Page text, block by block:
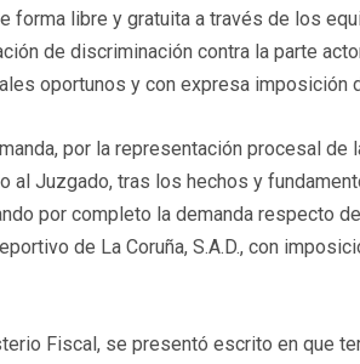
forma libre y gratuita a través de los
de discriminación contra la parte
oportunos y con expresa imposición
por la representación procesal de
al Juzgado, tras los hechos y
por completo la demanda respecto
de La Coruña, S.A.D., con
Fiscal, se presentó escrito en que